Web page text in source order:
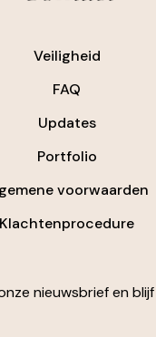
Veiligheid
FAQ
Updates
Portfolio
voorwaarden
Klachtenprocedure
nieuwsbrief en